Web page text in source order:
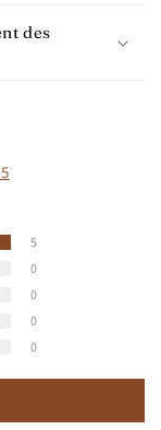
des
5
0
0
0
0